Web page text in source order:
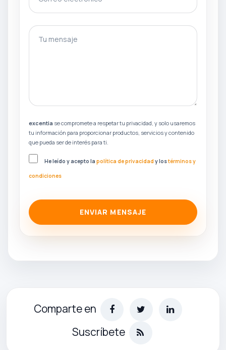
gotcha
Tu mensaje
excentia se compromete a respetar tu privacidad, y solo usaremos
tu información para proporcionar productos, servicios y contenido
que pueda ser de interés para ti.
He leído y acepto la política de privacidad y lostérminos y
condiciones
ENVIAR MENSAJE
Comparte en
Suscríbete